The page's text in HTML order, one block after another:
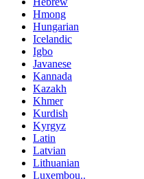
Hmong
Hungarian
Icelandic
Igbo
Javanese
Kannada
Kazakh
Khmer
Kurdish
Kyrgyz
Latin
Latvian
Lithuanian
Luxembou..